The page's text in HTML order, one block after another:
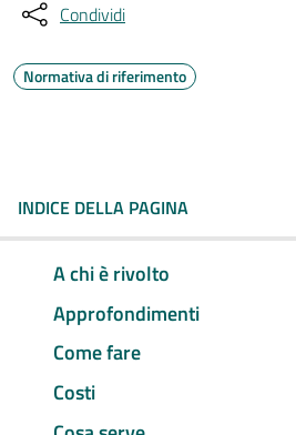
Condividi
Normativa di riferimento
INDICE DELLA PAGINA
A chi è rivolto
Approfondimenti
Come fare
Costi